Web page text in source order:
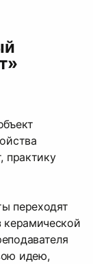
практику
переходят
керамической
идею,